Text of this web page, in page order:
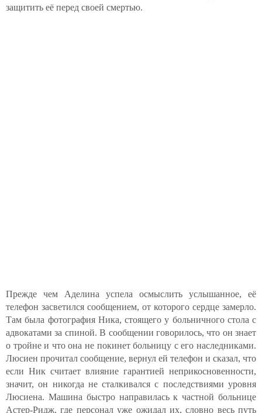
защитить её перед своей смертью.
Прежде чем Аделина успела осмыслить услышанное, её
телефон засветился сообщением, от которого сердце замерло.
Там была фотография Ника, стоящего у больничного стола с
адвокатами за спиной. В сообщении говорилось, что он знает
о тройне и что она не покинет больницу с его наследниками.
Люсиен прочитал сообщение, вернул ей телефон и сказал, что
если Ник считает влияние гарантией неприкосновенности,
значит, он никогда не сталкивался с последствиями уровня
Люсиена. Машина быстро направилась к частной больнице
Астер-Ридж, где персонал уже ожидал их, словно весь путь